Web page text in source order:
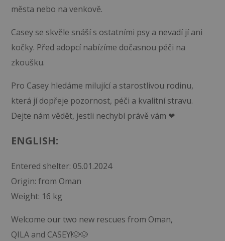
města nebo na venkově.
Casey se skvěle snáší s ostatními psy a nevadí jí ani
kočky. Před adopcí nabízíme dočasnou péči na
zkoušku.
Pro Casey hledáme milující a starostlivou rodinu,
která jí dopřeje pozornost, péči a kvalitní stravu.
Dejte nám vědět, jestli nechybí právě vám ❤
ENGLISH:
Entered shelter: 05.01.2024
Origin: from Oman
Weight: 16 kg
Welcome our two new rescues from Oman,
QILA and CASEY!🐶🐶